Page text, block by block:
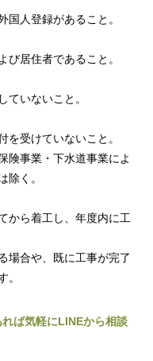
国人登録があること。
び居住者であること。
ていないこと。
を受けていないこと。
険事業・下水道事業によ
除く。
から着工し、年度内に工
場合や、既に工事が完了
。
ば気軽にLINEから相談